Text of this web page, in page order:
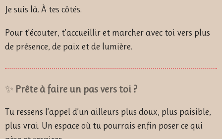
Je suis là. À tes côtés.
Pour t’écouter, t’accueillir et marcher avec toi vers plus
de présence, de paix et de lumière.
✨ Prête à faire un pas vers toi ?
Tu ressens l’appel d’un ailleurs plus doux, plus paisible,
plus vrai. Un espace où tu pourrais enfin poser ce qui